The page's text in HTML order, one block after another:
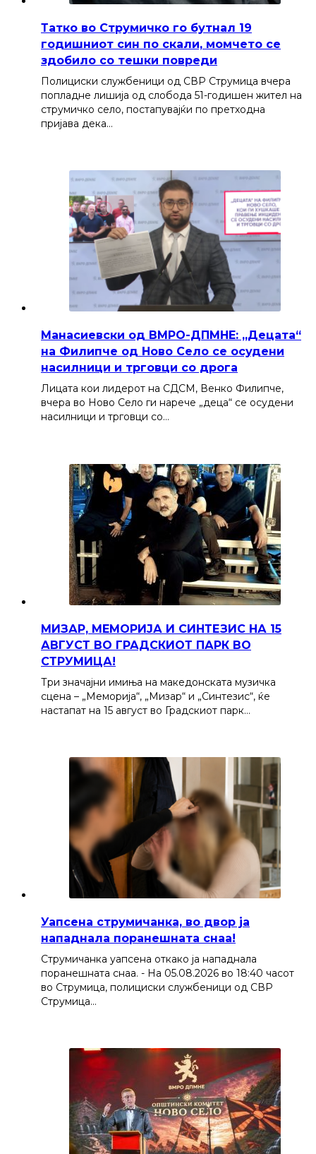
Татко во Струмичко го бутнал 19
годишниот син по скали, момчето се
здобило со тешки повреди
Полициски службеници од СВР Струмица вчера
попладне лишија од слобода 51-годишен жител на
струмичко село, постапувајќи по претходна
пријава дека…
Манасиевски од ВМРО-ДПМНЕ: „Децата“
на Филипче од Ново Село се осудени
насилници и трговци со дрога
Лицата кои лидерот на СДСМ, Венко Филипче,
вчера во Ново Село ги нарече „деца“ се осудени
насилници и трговци со…
МИЗАР, МЕМОРИЈА И СИНТЕЗИС НА 15
АВГУСТ ВО ГРАДСКИОТ ПАРК ВО
СТРУМИЦА!
Три значајни имиња на македонската музичка
сцена – „Меморија“, „Мизар“ и „Синтезис“, ќе
настапат на 15 август во Градскиот парк…
Уапсена струмичанка, во двор ја
нападнала поранешната снаа!
Струмичанка уапсена откако ја нападнала
поранешната снаа. - На 05.08.2026 во 18:40 часот
во Струмица, полициски службеници од СВР
Струмица…